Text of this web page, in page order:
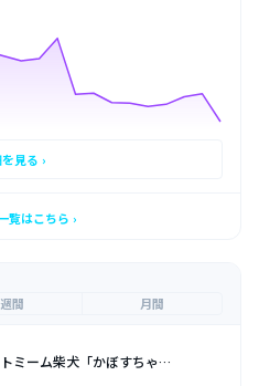
見る ›
覧はこちら ›
週間 月間
ミーム柴犬「かぼすちゃ…